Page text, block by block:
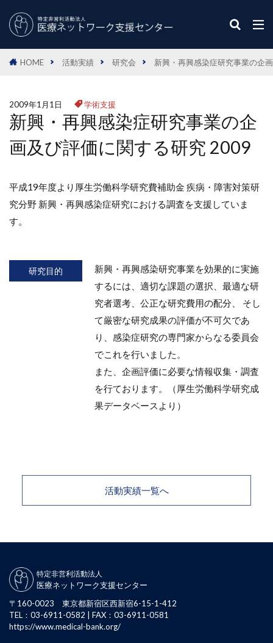
HOME 活動実績 研究会 新興・再興感染症研究事業の企
2009年1月1日 学術支援
新興・再興感染症研究事業の企
画及び評価に関する研究 2009
平成19年度より厚生労働科学研究費補助金 疾病・障害対策研
究分野 新興・再興感染症研究における調査を支援していま
す。
研究目的
新興・再興感染研究事業を効果的に実施
するには、適切な課題の選択、最適な研
究者選考、公正な研究費用の配分、 そし
て厳密な研究成果の評価が不可欠であ
り、感染症研究の専門家からなる委員会
でこれを行いました。
また、企画評価に必要な情報収集・調査
を行ております。（厚生労働科学研究成
果データベースより）
活動実績一覧へ
特定非営利活動法人
医療ネットワーク支援センター
〒160-0023 東京都新宿区西新宿6-15-1-412
TEL：03-6911-0582 | FAX：03-6911-0581
https://www.medical-bank.org/